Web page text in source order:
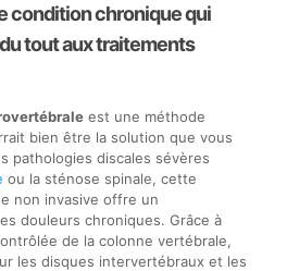
condition chronique qui
tout aux traitements
est une méthode
bien être la solution que vous
pathologies discales sévères
ou la sténose spinale, cette
non invasive offre un
douleurs chroniques. Grâce à
de la colonne vertébrale,
les disques intervertébraux et les